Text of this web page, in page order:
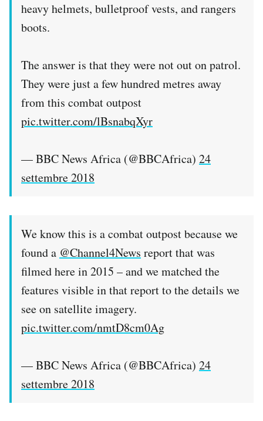
heavy helmets, bulletproof vests, and rangers
boots.
The answer is that they were not out on patrol.
They were just a few hundred metres away
from this combat outpost
pic.twitter.com/lBsnabqXyr
— BBC News Africa (@BBCAfrica) 24
settembre 2018
We know this is a combat outpost because we
found a @Channel4News report that was
filmed here in 2015 – and we matched the
features visible in that report to the details we
see on satellite imagery.
pic.twitter.com/nmtD8cm0Ag
— BBC News Africa (@BBCAfrica) 24
settembre 2018